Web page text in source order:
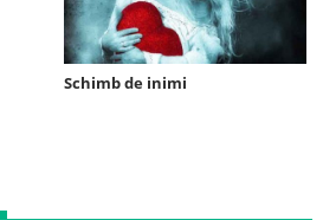
Schimb de inimi